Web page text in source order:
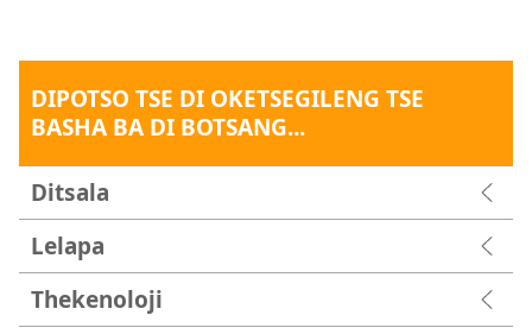
DIPOTSO TSE DI OKETSEGILENG TSE
BASHA BA DI BOTSANG...
Ditsala
Lelapa
Thekenoloji